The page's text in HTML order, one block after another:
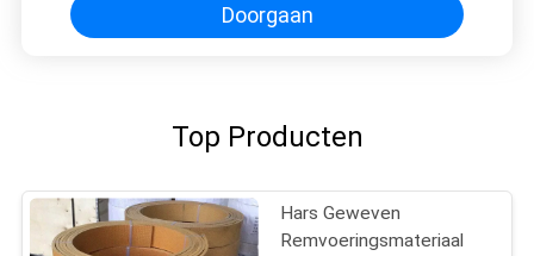
Doorgaan
Top Producten
Hars Geweven
Remvoeringsmateriaal